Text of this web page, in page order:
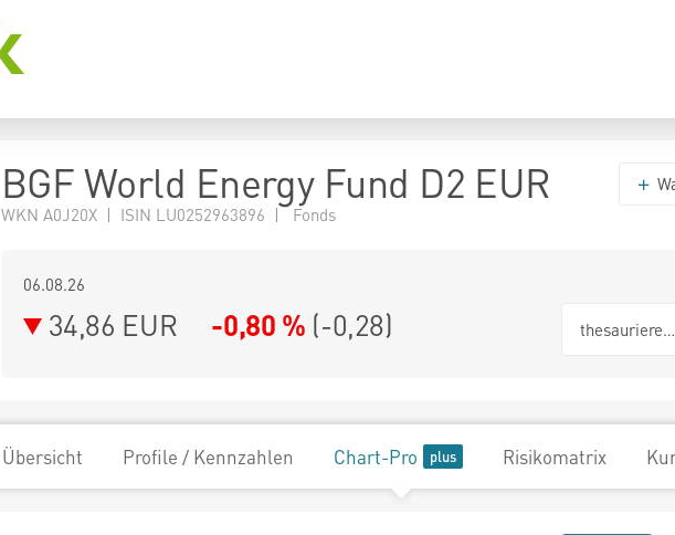
BGF World Energy Fund D2 EUR
WKN A0J20X | ISIN LU0252963896 | Fonds
06.08.26
34,86 EUR -0,80 % (-0,28) thesaurierend
Übersicht Profile / Kennzahlen Chart-Pro Risikomatrix